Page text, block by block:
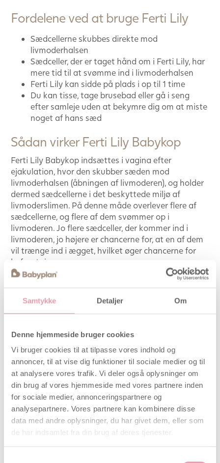
Samtykke Detaljer Om
Denne hjemmeside bruger cookies
Vi bruger cookies til at tilpasse vores indhold og
annoncer, til at vise dig funktioner til sociale medier og til
at analysere vores trafik. Vi deler også oplysninger om
din brug af vores hjemmeside med vores partnere inden
for sociale medier, annonceringspartnere og
analysepartnere. Vores partnere kan kombinere disse
data med andre oplysninger, du har givet dem, eller som
de har indsamlet fra din brug af deres tjenester.
Fordelene ved at bruge Ferti Lily
Sædcellerne skubbes direkte mod
livmoderhalsen
Sædceller, der er taget hånd om i Ferti Lily, har
mere tid til at svømme ind i livmoderhalsen
Ferti Lily kan sidde på plads i op til 1 time
Du kan tisse, tage brusebad eller gå i seng
efter samleje uden at bekymre dig om at miste
noget af hans sæd
Sådan virker Ferti Lily Babykop
Ferti Lily Babykop indsættes i vagina efter
ejakulation, hvor den skubber sæden mod
livmoderhalsen (åbningen af livmoderen), og holder
dermed sædcellerne i det beskyttede miljø af
livmoderslimen. På denne måde overlever flere af
sædcellerne, og flere af dem svømmer op i
livmoderen. Jo flere sædceller, der kommer ind i
livmoderen, jo højere er chancerne for, at en af dem
vil trænge ind i ægget, hvilket øger chancerne for
befrugtning.
Udviklet til at øge chancerne for undfangelse uden
kan nemt bruges derhjemme, for at give dig større
kontrol over din fertilitet.
Hvordan bruges Ferti Lily – se
denne video
Brug Ferti Lily Babykop i ægløsningsfasen af din
menstruationscyklus. Ægløsningstests vil kunne
hjælpe dig med at bestemme dagene i dine
månedlige cyklusser med den højeste fertilitet.